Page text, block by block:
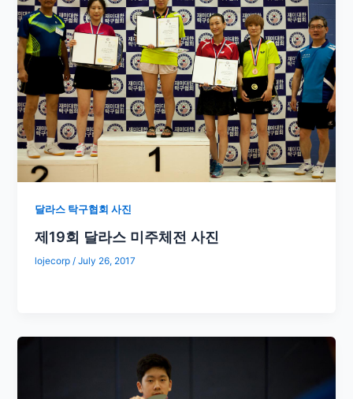
달라스 탁구협회 사진
제19회 달라스 미주체전 사진
lojecorp /July 26, 2017